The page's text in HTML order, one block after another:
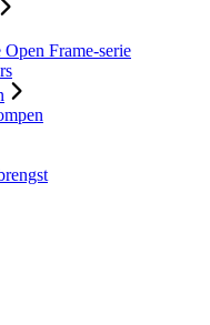
Open Frame-serie